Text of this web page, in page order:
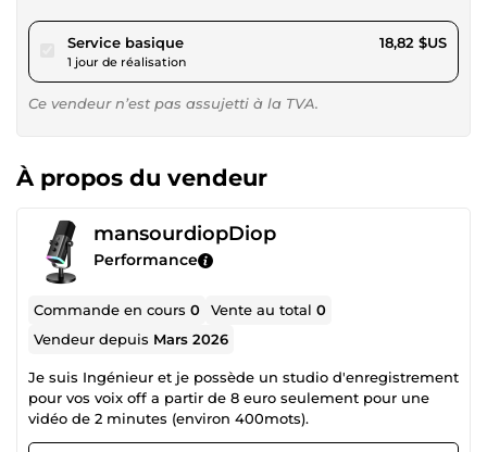
Service basiquepour 17,34 $US
1 jour de réalisation
18,82 $US
Ce vendeur n’est pas assujetti à la TVA.
À propos du vendeur
mansourdiopDiop
Performance
Commande en cours0 Vente au total0
Vendeur depuis Mars 2026
Je suis Ingénieur et je possède un studio d'enregistrement
pour vos voix off a partir de 8 euro seulement pour une
vidéo de 2 minutes (environ 400mots).